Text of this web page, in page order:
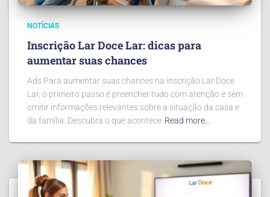
NOTÍCIAS
Inscrição Lar Doce Lar: dicas para
aumentar suas chances
Ads Para aumentar suas chances na inscrição Lar Doce
Lar, o primeiro passo é preencher tudo com atenção e sem
omitir informações relevantes sobre a situação da casa e
da família. Descubra o que acontece Read more…